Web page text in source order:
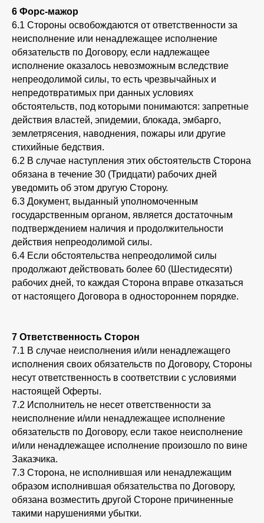
6 Форс-мажор
6.1 Стороны освобождаются от ответственности за
неисполнение или ненадлежащее исполнение
обязательств по Договору, если надлежащее
исполнение оказалось невозможным вследствие
непреодолимой силы, то есть чрезвычайных и
непредотвратимых при данных условиях
обстоятельств, под которыми понимаются: запретные
действия властей, эпидемии, блокада, эмбарго,
землетрясения, наводнения, пожары или другие
стихийные бедствия.
6.2 В случае наступления этих обстоятельств Сторона
обязана в течение 30 (Тридцати) рабочих дней
уведомить об этом другую Сторону.
6.3 Документ, выданный уполномоченным
государственным органом, является достаточным
подтверждением наличия и продолжительности
действия непреодолимой силы.
6.4 Если обстоятельства непреодолимой силы
продолжают действовать более 60 (Шестидесяти)
рабочих дней, то каждая Сторона вправе отказаться
от настоящего Договора в одностороннем порядке.
7 Ответственность Сторон
7.1 В случае неисполнения и/или ненадлежащего
исполнения своих обязательств по Договору, Стороны
несут ответственность в соответствии с условиями
настоящей Оферты.
7.2 Исполнитель не несет ответственности за
неисполнение и/или ненадлежащее исполнение
обязательств по Договору, если такое неисполнение
и/или ненадлежащее исполнение произошло по вине
Заказчика.
7.3 Сторона, не исполнившая или ненадлежащим
образом исполнившая обязательства по Договору,
обязана возместить другой Стороне причиненные
такими нарушениями убытки.